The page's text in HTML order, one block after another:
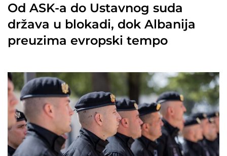
Od ASK-a do Ustavnog suda
država u blokadi, dok Albanija
preuzima evropski tempo